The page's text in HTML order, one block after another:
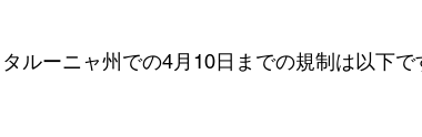
ルーニャ州での4月10日までの規制は以下で